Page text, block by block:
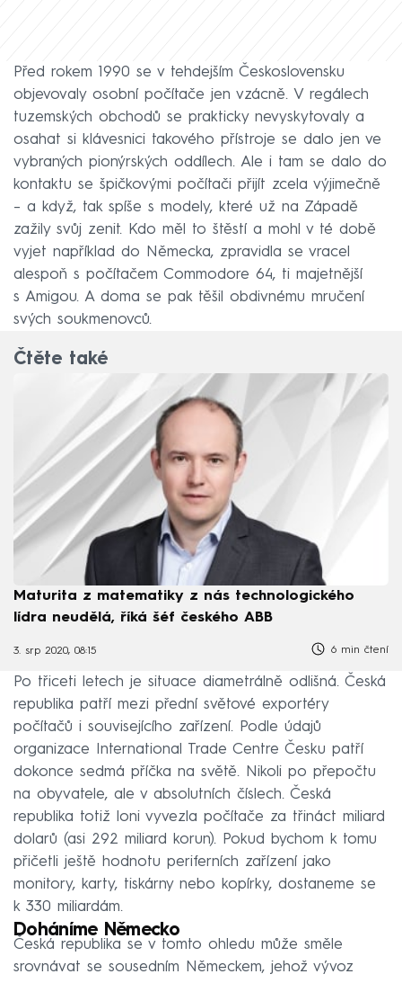
Před rokem 1990 se v tehdejším Československu
objevovaly osobní počítače jen vzácně. V regálech
tuzemských obchodů se prakticky nevyskytovaly a
osahat si klávesnici takového přístroje se dalo jen ve
vybraných pionýrských oddílech. Ale i tam se dalo do
kontaktu se špičkovými počítači přijít zcela výjimečně
–⁠ a když, tak spíše s modely, které už na Západě
zažily svůj zenit. Kdo měl to štěstí a mohl v té době
vyjet například do Německa, zpravidla se vracel
alespoň s počítačem Commodore 64, ti majetnější
s Amigou. A doma se pak těšil obdivnému mručení
svých soukmenovců.
Čtěte také
Maturita z matematiky z nás technologického
lídra neudělá, říká šéf českého ABB
3. srp 2020, 08:15 6 min čtení
Po třiceti letech je situace diametrálně odlišná. Česká
republika patří mezi přední světové exportéry
počítačů i souvisejícího zařízení. Podle údajů
organizace International Trade Centre Česku patří
dokonce sedmá příčka na světě. Nikoli po přepočtu
na obyvatele, ale v absolutních číslech. Česká
republika totiž loni vyvezla počítače za třináct miliard
dolarů (asi 292 miliard korun). Pokud bychom k tomu
přičetli ještě hodnotu periferních zařízení jako
monitory, karty, tiskárny nebo kopírky, dostaneme se
k 330 miliardám.
Doháníme Německo
Česká republika se v tomto ohledu může směle
srovnávat se sousedním Německem, jehož vývoz